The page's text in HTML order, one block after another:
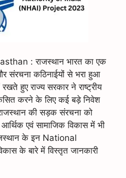
: राजस्थान भारत का एक
संरचना कठिनाईयों से भरा हुआ
हुए राज्य सरकार ने राष्ट्रीय
करने के लिए कई बड़े निवेश
की सड़क संरचना को
एवं सामाजिक विकास में भी
के इन National
के बारे में विस्तृत जानकारी